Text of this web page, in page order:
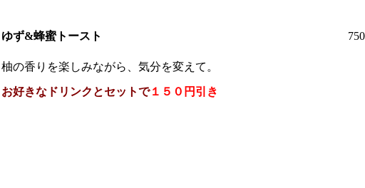
ゆず&蜂蜜トースト
柚の香りを楽しみながら、気分を変えて。
お好きなドリンクとセットで１５０円引き